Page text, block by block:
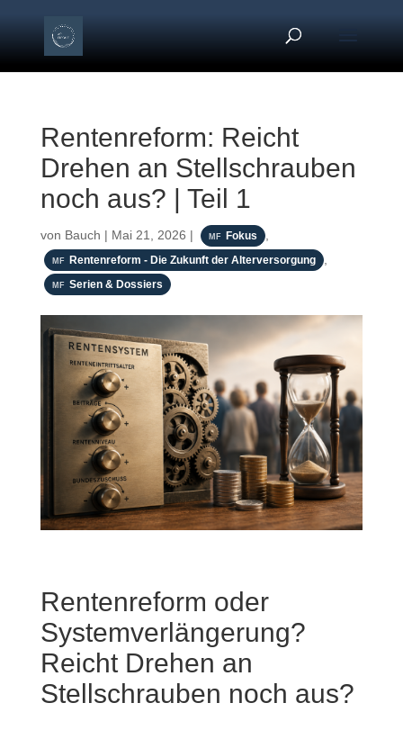
Rentenreform: Reicht
Drehen an Stellschrauben
noch aus? | Teil 1
von Bauch | Mai 21, 2026 | Fokus ,
Rentenreform - Die Zukunft der Alterversorgung ,
Serien & Dossiers
Rentenreform oder
Systemverlängerung?
Reicht Drehen an
Stellschrauben noch aus?